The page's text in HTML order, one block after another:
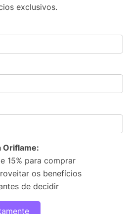
exclusivos.
Oriflame:
15% para comprar
os benefícios
de decidir